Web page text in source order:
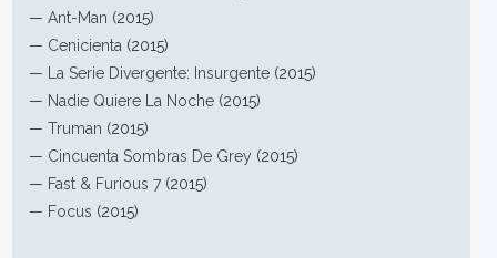
—Ant-Man (2015)
— Cenicienta (2015)
—
La Serie Divergente: Insurgente (2015)
— Nadie Quiere La Noche (2015)
—Truman (2015)
— Cincuenta Sombras De Grey (2015)
— Fast & Furious 7 (2015)
— Focus (2015)